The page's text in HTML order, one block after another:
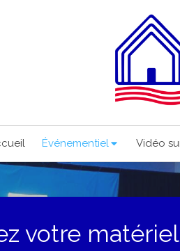
Événementiel Vidéo
votre